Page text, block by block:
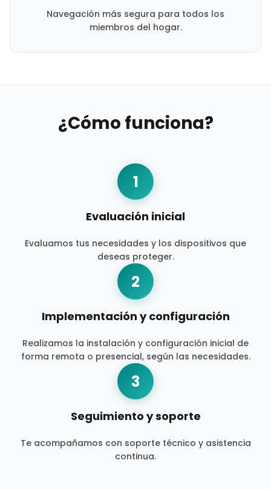
Navegación más segura para todos los
miembros del hogar.
¿Cómo funciona?
1
Evaluación inicial
Evaluamos tus necesidades y los dispositivos que
deseas proteger.
2
Implementación y configuración
Realizamos la instalación y configuración inicial de
forma remota o presencial, según las necesidades.
3
Seguimiento y soporte
Te acompañamos con soporte técnico y asistencia
continua.